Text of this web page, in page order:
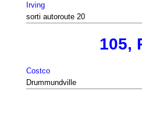
Irving
sorti autoroute 20
105,
Costco
Drummundville